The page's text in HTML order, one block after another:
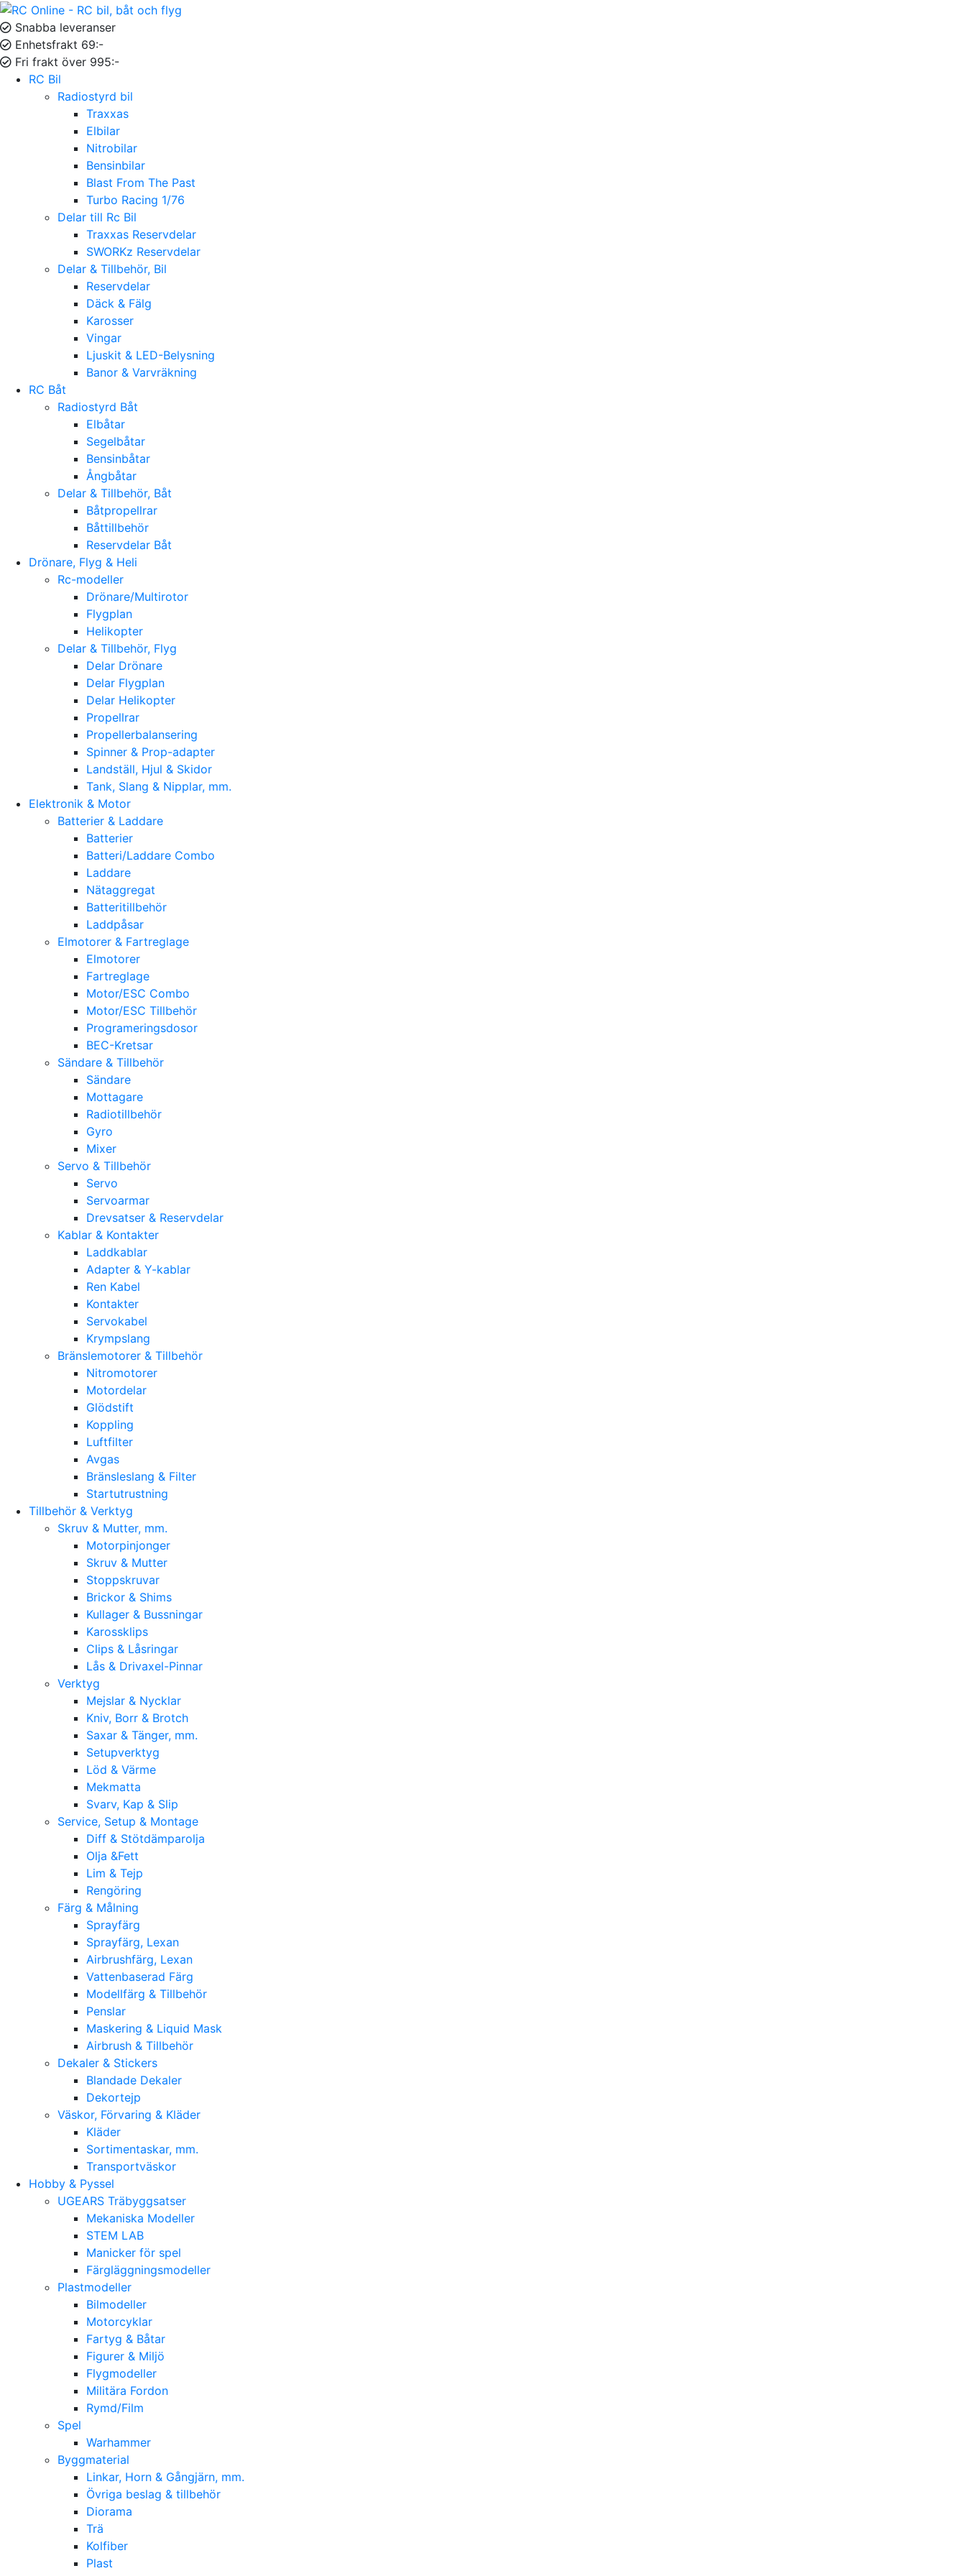
Snabba leveranser
Enhetsfrakt 69:-
Fri frakt över 995:-
RC Bil
Radiostyrd bil
Traxxas
Elbilar
Nitrobilar
Bensinbilar
Blast From The Past
Turbo Racing 1/76
Delar till Rc Bil
Traxxas Reservdelar
SWORKz Reservdelar
Delar & Tillbehör, Bil
Reservdelar
Däck & Fälg
Karosser
Vingar
Ljuskit & LED-Belysning
Banor & Varvräkning
RC Båt
Radiostyrd Båt
Elbåtar
Segelbåtar
Bensinbåtar
Ångbåtar
Delar & Tillbehör, Båt
Båtpropellrar
Båttillbehör
Reservdelar Båt
Drönare, Flyg & Heli
Rc-modeller
Drönare/Multirotor
Flygplan
Helikopter
Delar & Tillbehör, Flyg
Delar Drönare
Delar Flygplan
Delar Helikopter
Propellrar
Propellerbalansering
Spinner & Prop-adapter
Landställ, Hjul & Skidor
Tank, Slang & Nipplar, mm.
Elektronik & Motor
Batterier & Laddare
Batterier
Batteri/Laddare Combo
Laddare
Nätaggregat
Batteritillbehör
Laddpåsar
Elmotorer & Fartreglage
Elmotorer
Fartreglage
Motor/ESC Combo
Motor/ESC Tillbehör
Programeringsdosor
BEC-Kretsar
Sändare & Tillbehör
Sändare
Mottagare
Radiotillbehör
Gyro
Mixer
Servo & Tillbehör
Servo
Servoarmar
Drevsatser & Reservdelar
Kablar & Kontakter
Laddkablar
Adapter & Y-kablar
Ren Kabel
Kontakter
Servokabel
Krympslang
Bränslemotorer & Tillbehör
Nitromotorer
Motordelar
Glödstift
Koppling
Luftfilter
Avgas
Bränsleslang & Filter
Startutrustning
Tillbehör & Verktyg
Skruv & Mutter, mm.
Motorpinjonger
Skruv & Mutter
Stoppskruvar
Brickor & Shims
Kullager & Bussningar
Karossklips
Clips & Låsringar
Lås & Drivaxel-Pinnar
Verktyg
Mejslar & Nycklar
Kniv, Borr & Brotch
Saxar & Tänger, mm.
Setupverktyg
Löd & Värme
Mekmatta
Svarv, Kap & Slip
Service, Setup & Montage
Diff & Stötdämparolja
Olja &Fett
Lim & Tejp
Rengöring
Färg & Målning
Sprayfärg
Sprayfärg, Lexan
Airbrushfärg, Lexan
Vattenbaserad Färg
Modellfärg & Tillbehör
Penslar
Maskering & Liquid Mask
Airbrush & Tillbehör
Dekaler & Stickers
Blandade Dekaler
Dekortejp
Väskor, Förvaring & Kläder
Kläder
Sortimentaskar, mm.
Transportväskor
Hobby & Pyssel
UGEARS Träbyggsatser
Mekaniska Modeller
STEM LAB
Manicker för spel
Färgläggningsmodeller
Plastmodeller
Bilmodeller
Motorcyklar
Fartyg & Båtar
Figurer & Miljö
Flygmodeller
Militära Fordon
Rymd/Film
Spel
Warhammer
Byggmaterial
Linkar, Horn & Gångjärn, mm.
Övriga beslag & tillbehör
Diorama
Trä
Kolfiber
Plast